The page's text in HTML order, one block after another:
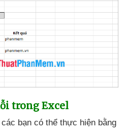
trong Excel
các bạn có thể thực hiện bằng